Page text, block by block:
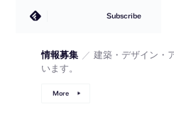
Subscribe
情報募集 ／ 建築・デザイン・
います。
More